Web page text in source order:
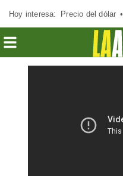
Hoy interesa: Precio del dólar